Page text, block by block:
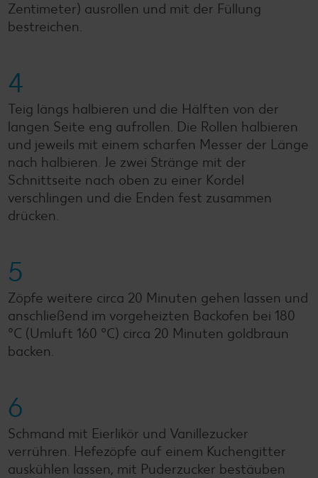
Zentimeter) ausrollen und mit der Füllung
bestreichen.
4
Teig längs halbieren und die Hälften von der
langen Seite eng aufrollen. Die Rollen halbieren
und jeweils mit einem scharfen Messer der Länge
nach halbieren. Je zwei Stränge mit der
Schnittseite nach oben zu einer Kordel
verschlingen und die Enden fest zusammen
drücken.
5
Zöpfe weitere circa 20 Minuten gehen lassen und
anschließend im vorgeheizten Backofen bei 180
°C (Umluft 160 °C) circa 20 Minuten goldbraun
backen.
6
Schmand mit Eierlikör und Vanillezucker
verrühren. Hefezöpfe auf einem Kuchengitter
auskühlen lassen, mit Puderzucker bestäuben